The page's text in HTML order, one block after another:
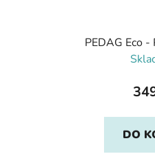
PEDAG Eco
DO